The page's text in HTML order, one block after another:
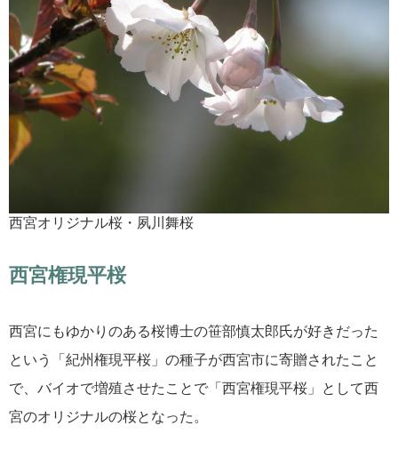
西宮オリジナル桜・夙川舞桜
西宮権現平桜
西宮にもゆかりのある桜博士の笹部慎太郎氏が好きだった
という「紀州権現平桜」の種子が西宮市に寄贈されたこと
で、バイオで増殖させたことで「西宮権現平桜」として西
宮のオリジナルの桜となった。